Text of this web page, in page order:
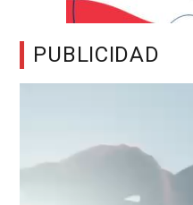
PUBLICIDAD